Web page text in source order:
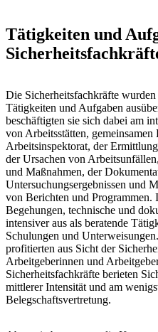
Tätigkeiten und
Die Sicherheitsfachkräfte
Tätigkeiten und Aufgaben
beschäftigten sie sich dabei am
von Arbeitsstätten,
Arbeitsinspektorat, der
der Ursachen von
und Maßnahmen, der
Untersuchungsergebnissen und
von Berichten und Programmen.
Begehungen, technische und
intensiver aus als beratende
Schulungen und
profitierten aus Sicht der
Arbeitgeberinnen und
Sicherheitsfachkräfte berieten
mittlerer Intensität und am
Belegschaftsvertretung.